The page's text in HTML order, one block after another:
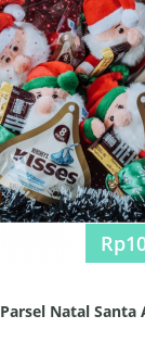
Rp
Parsel Natal Santa